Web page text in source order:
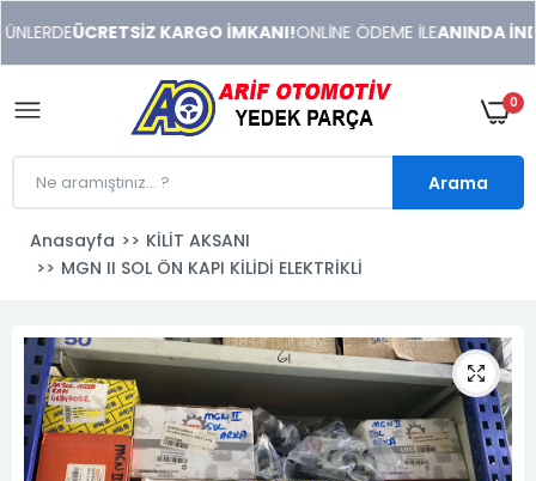
xonusu
veren
sitolar
ÜCRETSİZ KARGO İMKANI!ONLİNE ÖDEME İLEANINDA
0
Arama
Anasayfa
KİLİT AKSANI
MGN II SOL ÖN KAPI KİLİDİ ELEKTRİKLİ